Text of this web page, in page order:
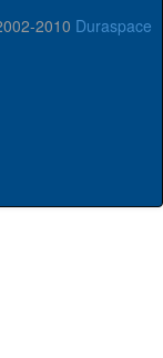
2010 Duraspace